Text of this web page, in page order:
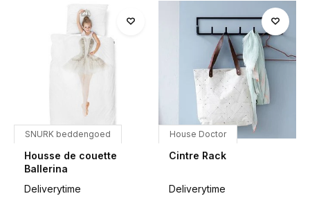
SNURK beddengoed
Housse de couette
Ballerina
Deliverytime
House Doctor
Cintre Rack
Deliverytime